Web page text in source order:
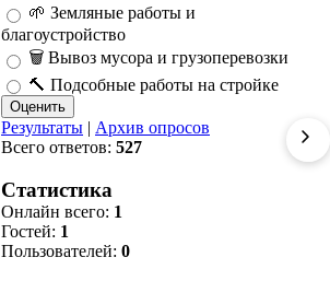
🌱 Земляные работы и
благоустройство
🗑️ Вывоз мусора и грузоперевозки
🔨 Подсобные работы на стройке
Результаты | Архив опросов
Всего ответов: 527
Статистика
Онлайн всего: 1
Гостей: 1
Пользователей: 0